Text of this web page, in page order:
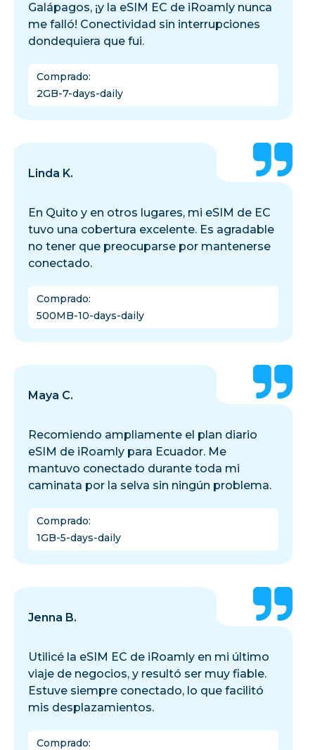
Galápagos, ¡y la eSIM EC de iRoamly nunca
me falló! Conectividad sin interrupciones
dondequiera que fui.
Comprado:
2GB-7-days-daily
Linda K.
En Quito y en otros lugares, mi eSIM de EC
tuvo una cobertura excelente. Es agradable
no tener que preocuparse por mantenerse
conectado.
Comprado:
500MB-10-days-daily
Maya C.
Recomiendo ampliamente el plan diario
eSIM de iRoamly para Ecuador. Me
mantuvo conectado durante toda mi
caminata por la selva sin ningún problema.
Comprado:
1GB-5-days-daily
Jenna B.
Utilicé la eSIM EC de iRoamly en mi último
viaje de negocios, y resultó ser muy fiable.
Estuve siempre conectado, lo que facilitó
mis desplazamientos.
Comprado: